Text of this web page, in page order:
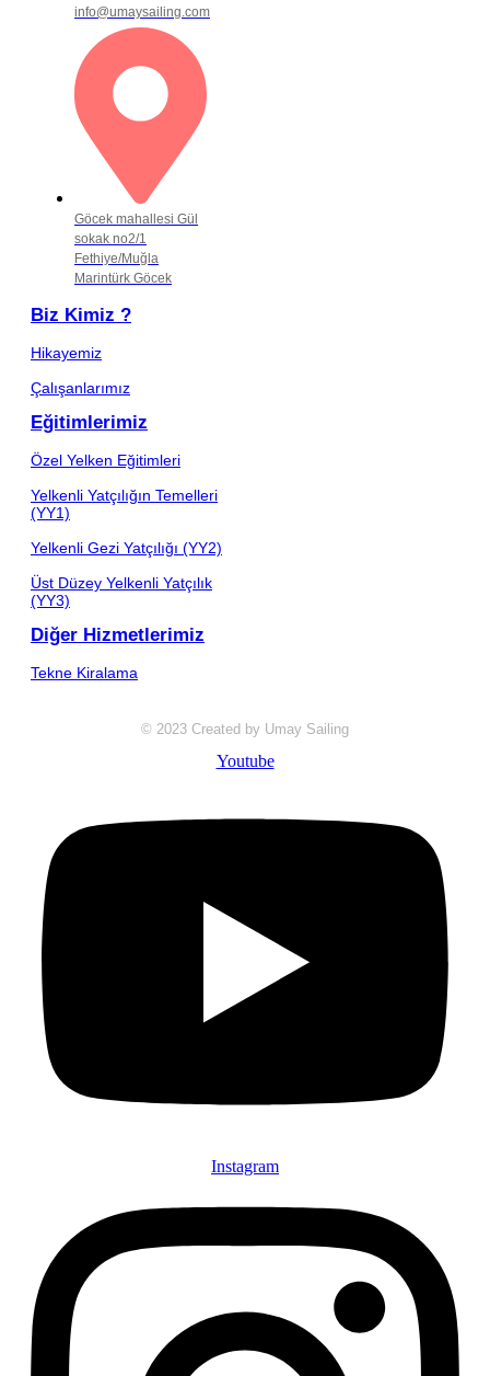
info@umaysailing.com
Göcek mahallesi Gül
sokak no2/1
Fethiye/Muğla
Marintürk Göcek
Biz Kimiz ?
Hikayemiz
Çalışanlarımız
Eğitimlerimiz
Özel Yelken Eğitimleri
Yelkenli Yatçılığın Temelleri
(YY1)
Yelkenli Gezi Yatçılığı (YY2)
Üst Düzey Yelkenli Yatçılık
(YY3)
Diğer Hizmetlerimiz
Tekne Kiralama
© 2023 Created by Umay Sailing
Youtube
Instagram